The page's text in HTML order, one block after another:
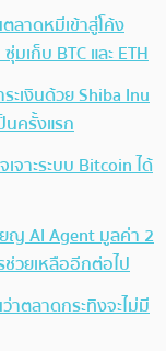
าดหมีเข้าสู่โค้ง
เก็บ BTC และ ETH
ะเงินด้วย Shiba Inu
นครั้งแรก
จาะระบบ Bitcoin ได้
ญ AI Agent มูลค่า 2
วยเหลืออีกต่อไป
ตลาดกระทิงจะไม่มี